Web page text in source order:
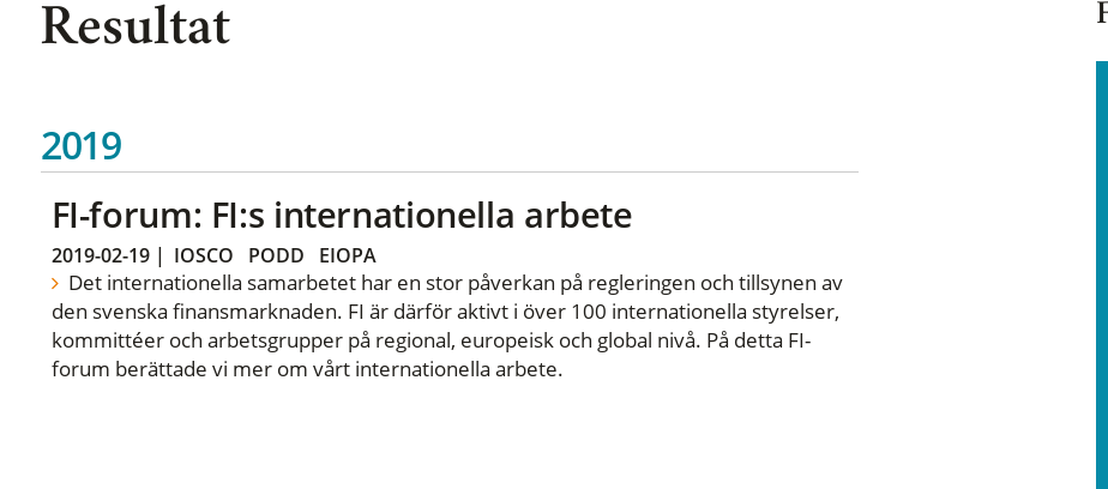
Resultat
2019
FI-forum: FI:s internationella arbete
2019-02-19| IOSCO PODD EIOPA
Det internationella samarbetet har en stor påverkan på regleringen och tillsynen av
den svenska finansmarknaden. FI är därför aktivt i över 100 internationella styrelser,
kommittéer och arbetsgrupper på regional, europeisk och global nivå. På detta FI-
forum berättade vi mer om vårt internationella arbete.